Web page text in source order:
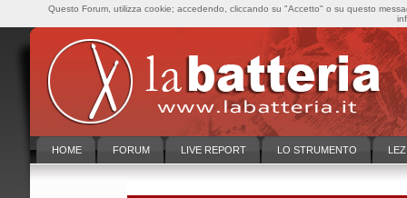
HOME FORUM LIVE REPORT LO STRUMENTO
Questo Forum, utilizza cookie; accedendo, cliccando su "Accetto" o su questo